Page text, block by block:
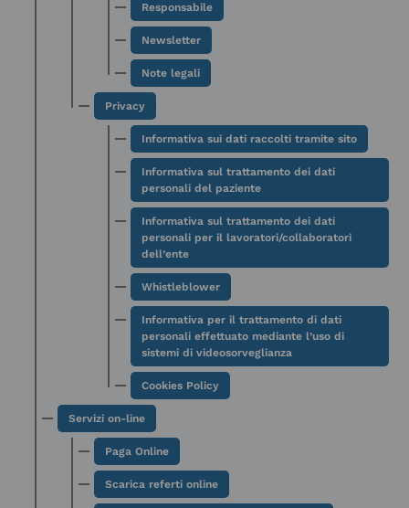
Responsabile
Newsletter
Note legali
Privacy
Informativa sui dati raccolti tramite sito
Informativa sul trattamento dei dati
personali del paziente
Informativa sul trattamento dei dati
personali per il lavoratori/collaboratori
dell’ente
Whistleblower
Informativa per il trattamento di dati
personali effettuato mediante l’uso di
sistemi di videosorveglianza
Cookies Policy
Servizi on-line
Paga Online
Scarica referti online